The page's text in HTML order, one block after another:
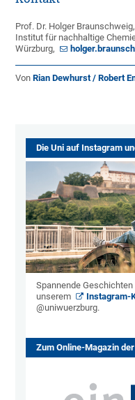
Prof. Dr. Holger
Institut für nachhaltige
Würzburg,
VonRian Dewhurst / Robert
Die Uni auf Instagram
Spannende
unserem
Instagram-
@uniwuerzburg.
Zum Online-Magazin